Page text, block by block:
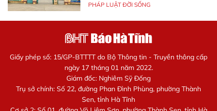
PHÁP LUẬT ĐỜI SỐNG
Giấy phép số: 15/GP-BTTTT do Bộ Thông tin - Truyền thông cấp
ngày 17 tháng 01 năm 2022.
Giám đốc: Nghiêm Sỹ Đống
Trụ sở chính: Số 22, đường Phan Đình Phùng, phường Thành
Sen, tỉnh Hà Tĩnh